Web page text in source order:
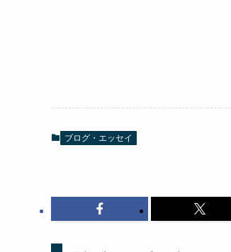
ブログ・エッセイ